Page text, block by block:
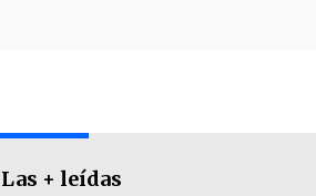
Las + leídas